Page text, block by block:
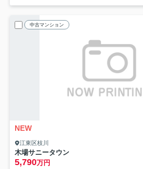
中古マンション
NEW
江東区枝川
木場サニータウン
5,790万円